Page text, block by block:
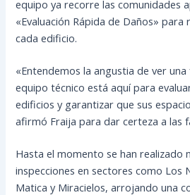
equipo ya recorre las comunidades
«Evaluación Rápida de Daños»
cada edificio.
«Entendemos la angustia de ver
equipo técnico está aquí para
edificios y garantizar que sus
afirmó Fraija para dar certeza a las
Hasta el momento se han realizado
inspecciones en sectores como Los
Matica y Miracielos, arrojando una